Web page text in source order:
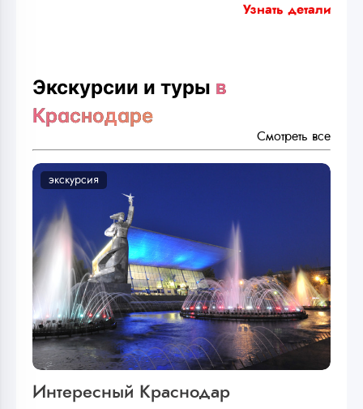
Узнать детали
Экскурсии и туры в
Краснодаре
Смотреть все
экскурсия
Интересный Краснодар